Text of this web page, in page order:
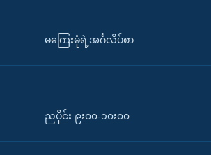
မကြေးမုံရဲ့အင်္ဂလိပ်စာ
ညပိုင်း ၉း၀၀-၁၀း၀၀